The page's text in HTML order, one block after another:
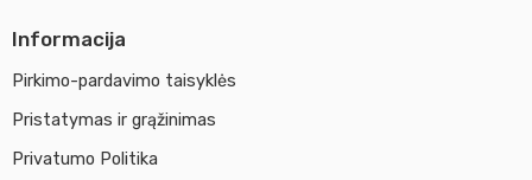
Informacija
Pirkimo-pardavimo taisyklės
Pristatymas ir grąžinimas
Privatumo Politika